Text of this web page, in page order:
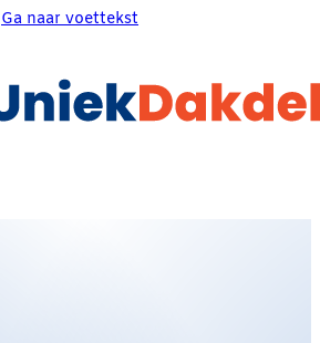
Ga naar voettekst